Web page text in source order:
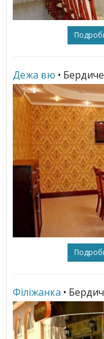
Дежа вю •
Філіжанка •